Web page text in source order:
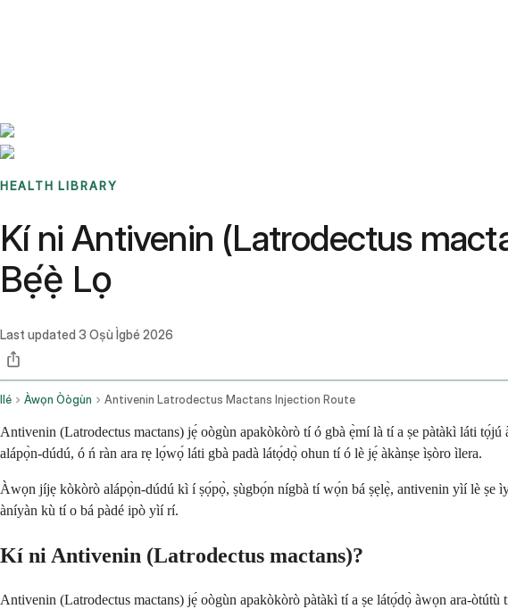
HEALTH LIBRARY
Kí ni Antivenin (Latrodectus
Bẹ́ẹ̀ Lọ
Last updated 3 Oṣù Ìgbé 2026
Ilé Àwọn Òògùn Antivenin Latrodectus Mactans Injection Route
Antivenin (Latrodectus mactans) jẹ́ oògùn apakòkòrò tí ó gbà ẹ̀mí là tí a ṣe pàtàkì láti
alápọ̀n-dúdú, ó ń ràn ara rẹ lọ́wọ́ láti gbà padà látọ́dọ̀ ohun tí ó lè jẹ́ àkànṣe ìṣòro ìlera.
Àwọn jíjẹ kòkòrò alápọ̀n-dúdú kì í ṣọ́pọ̀, ṣùgbọ́n nígbà tí wọ́n bá ṣẹlẹ̀, antivenin yìí lè ṣe
àníyàn kù tí o bá pàdé ipò yìí rí.
Kí ni Antivenin (Latrodectus mactans)?
Antivenin (Latrodectus mactans) jẹ́ oògùn apakòkòrò pàtàkì tí a ṣe látọ́dọ̀ àwọn ara-